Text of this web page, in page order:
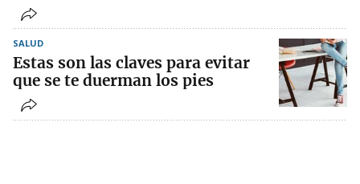
SALUD
Estas son las claves para evitar
que se te duerman los pies